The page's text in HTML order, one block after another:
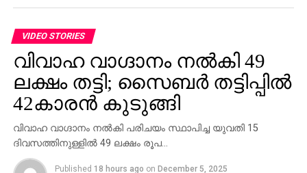
VIDEO STORIES
വിവാഹ വാഗ്ദാനം നല്‍കി 49
ലക്ഷം തട്ടി; സൈബര്‍ തട്ടിപ്പില്‍
42കാരന്‍ കുടുങ്ങി
വിവാഹ വാഗ്ദാനം നല്‍കി പരിചയം സ്ഥാപിച്ച യുവതി 15
ദിവസത്തിനുള്ളില്‍ 49 ലക്ഷം രൂപ…
Published 18 hours ago on December 5, 2025